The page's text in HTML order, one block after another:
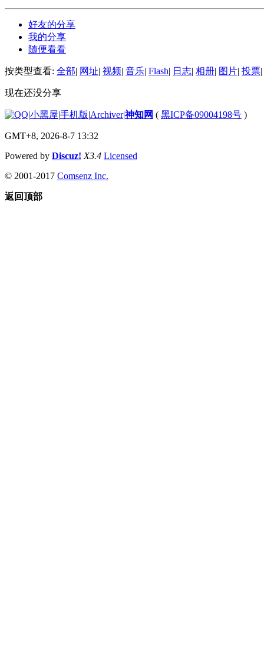
好友的分享
我的分享
随便看看
按类型查看: 全部| 网址| 视频| 音乐| Flash| 日志| 相册| 图片| 投票|
现在还没分享
|小黑屋|手机版|Archiver|神知网 ( 黑ICP备09004198号 )
GMT+8, 2026-8-7 13:32
Powered by Discuz! X3.4 Licensed
© 2001-2017 Comsenz Inc.
返回顶部